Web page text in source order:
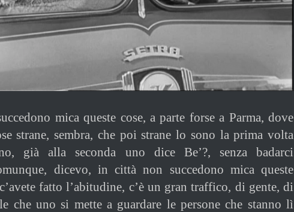
mica queste cose, a parte forse a Parma, dove
strane, sembra, che poi strane lo sono la prima volta
già alla seconda uno dice Be’?, senza badarci
dicevo, in città non succedono mica queste
fatto l’abitudine, c’è un gran traffico, di gente, di
che uno si mette a guardare le persone che stanno lì